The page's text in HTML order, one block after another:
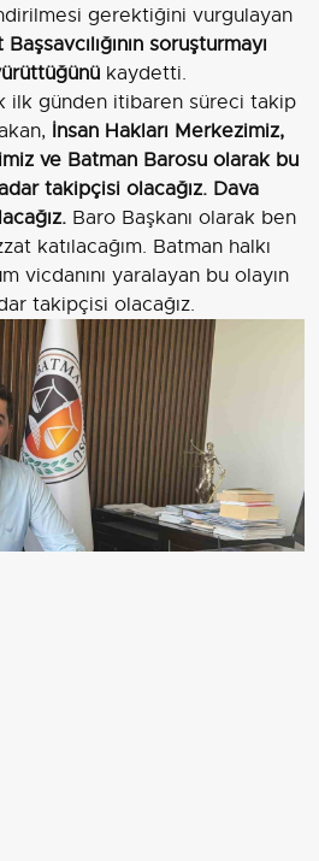
gerektiğini vurgulayan
soruşturmayı
kaydetti.
ilk günden itibaren süreci takip
İnsan Hakları Merkezimiz,
ve Batman Barosu olarak bu
takipçisi olacağız. Dava
Baro Başkanı olarak ben
katılacağım. Batman halkı
vicdanını yaralayan bu olayın
takipçisi olacağız.